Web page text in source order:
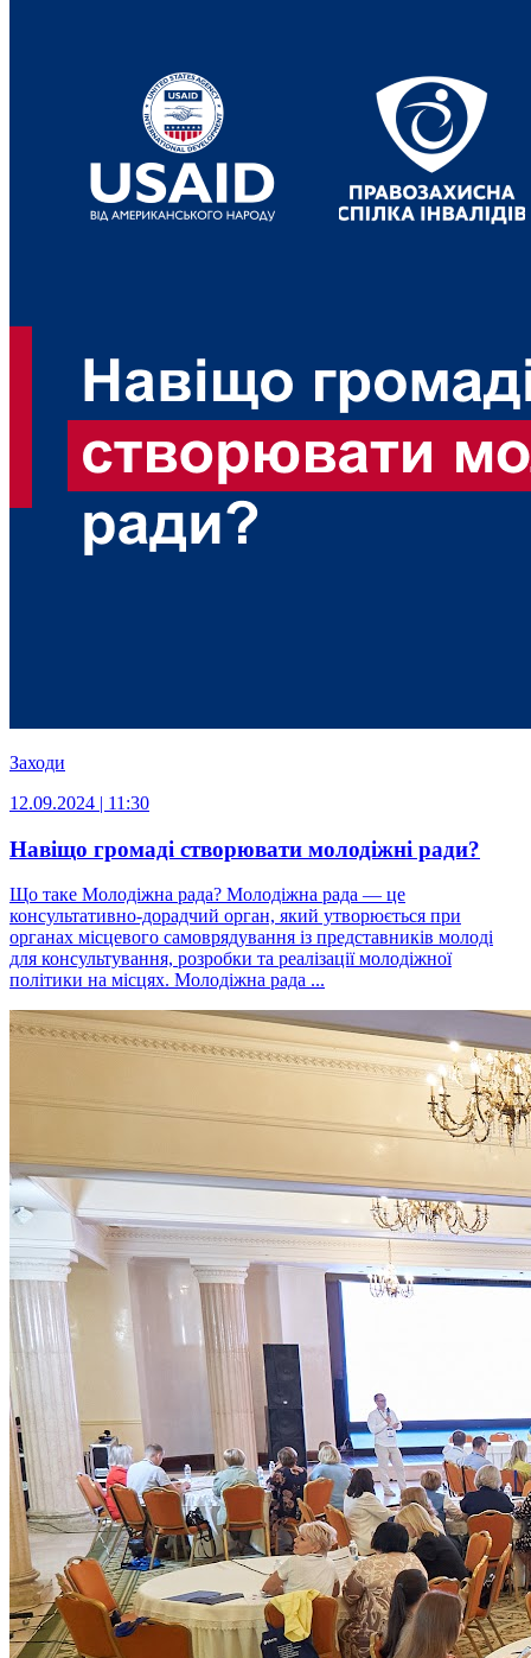
Заходи
12.09.2024 | 11:30
Навіщо громаді створювати молодіжні ради?
Що таке Молодіжна рада? Молодіжна рада — це
консультативно-дорадчий орган, який утворюється при
органах місцевого самоврядування із представників молоді
для консультування, розробки та реалізації молодіжної
політики на місцях. Молодіжна рада ...